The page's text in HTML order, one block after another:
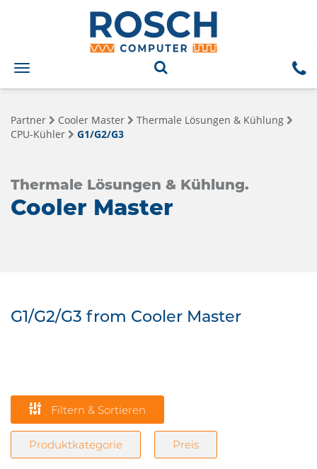
Toggle
navigation
Partner Cooler Master
Thermale Lösungen & Kühlung
CPU-Kühler
G1/G2/G3
Thermale Lösungen & Kühlung.
Cooler Master
G1/G2/G3 from Cooler Master
Filtern & Sortieren
Produktkategorie Preis